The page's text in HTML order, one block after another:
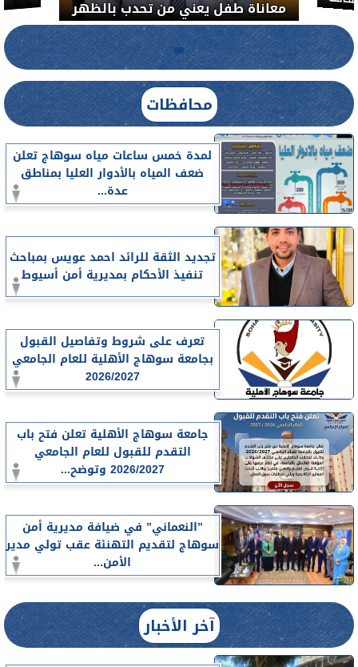
معاناة طفل يعني من تحدب بالظهر
محافظات
لمدة خمس ساعات مياه سوهاج تعلن
ضعف المياه بالأدوار العليا بمناطق
عدة...
تجديد الثقة للرائد احمد عويس بمباحث
تنفيذ الأحكام بمديرية أمن أسيوط
تعرف على شروط وتفاصيل القبول
بجامعة سوهاج الأهلية للعام الجامعي
2026/2027
جامعة سوهاج الأهلية تعلن فتح باب
التقدم للقبول للعام الجامعي
2026/2027 وتوضح...
”النعماني” في ضيافة مديرية أمن
سوهاج لتقديم التهنئة عقب تولي مدير
الأمن...
آخر الأخبار